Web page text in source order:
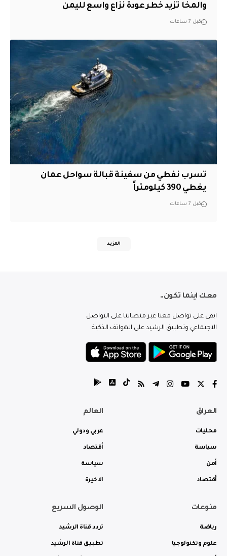
والمخا تزيد خطر عودة نزاع واسع لليمن
قبل 7 ساعات
تسرب نفطي من سفينة قبالة سواحل عمان
يغطي 390 كيلومتراً
قبل 7 ساعات
المزيد
معك اينما تكون..
ابقى على تواصل معنا عبر منصاتنا على التواصل
الاجتماعي وتطبيق الرشيد على الهواتف الذكية.
العراق
محليات
سياسة
أمن
أقتصاد
العالم
عربي ودولي
أقتصاد
سياسة
الاخيرة
منوعات
رياضة
علوم وتكنولوجيا
الوصول السريع
تردد قناة الرشيد
تطبيق قناة الرشيد